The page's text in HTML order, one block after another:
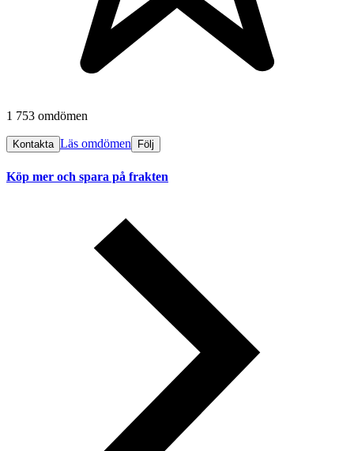
1 753 omdömen
Kontakta Läs omdömen Följ
Köp mer och spara på frakten